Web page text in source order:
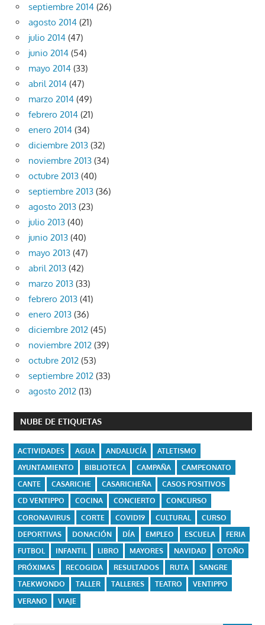
septiembre 2014 (26)
agosto 2014 (21)
julio 2014 (47)
junio 2014 (54)
mayo 2014 (33)
abril 2014 (47)
marzo 2014 (49)
febrero 2014 (21)
enero 2014 (34)
diciembre 2013 (32)
noviembre 2013 (34)
octubre 2013 (40)
septiembre 2013 (36)
agosto 2013 (23)
julio 2013 (40)
junio 2013 (40)
mayo 2013 (47)
abril 2013 (42)
marzo 2013 (33)
febrero 2013 (41)
enero 2013 (36)
diciembre 2012 (45)
noviembre 2012 (39)
octubre 2012 (53)
septiembre 2012 (33)
agosto 2012 (13)
NUBE DE ETIQUETAS
ACTIVIDADES AGUA ANDALUCÍA
ATLETISMO
AYUNTAMIENTO
BIBLIOTECA CAMPAÑA
CAMPEONATO
CANTE
CASARICHE CASARICHEÑA
CASOS POSITIVOS
CD VENTIPPO
COCINA CONCIERTO
CONCURSO
CORONAVIRUS
CORTE COVID19 CULTURAL
CURSO
DEPORTIVAS
DONACIÓN DÍA EMPLEO ESCUELA
FERIA
FUTBOL
INFANTIL LIBRO MAYORES NAVIDAD
OTOÑO
PRÓXIMAS
RECOGIDA RESULTADOS RUTA
SANGRE
TAEKWONDO
TALLER TALLERES TEATRO
VENTIPPO
VERANO
VIAJE